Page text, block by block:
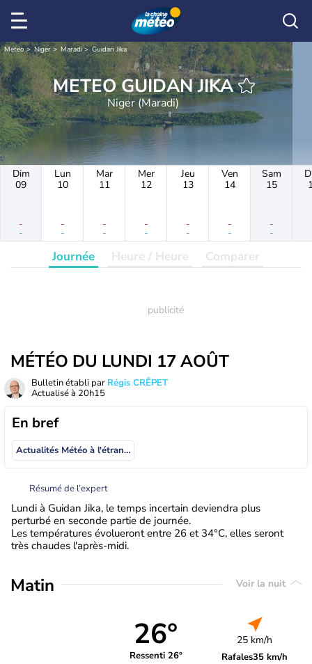
Météo Niger Maradi Guidan Jika
METEO GUIDAN JIKA
Niger (Maradi)
Dim
09
-
-
Lun
10
-
-
Mar
11
-
-
Mer
12
-
-
Jeu
13
-
-
Ven
14
-
-
Sam
15
-
-
Journée Heure / Heure Comparer
MÉTÉO DU LUNDI 17 AOÛT
Bulletin établi par Régis CRÊPET
Actualisé à 20h15
En bref
Actualités Météo à l'étranger
Résumé de l’expert
Lundi à Guidan Jika, le temps incertain deviendra plus
perturbé en seconde partie de journée.
Les températures évolueront entre 26 et 34°C, elles seront
très chaudes l'après-midi.
Matin Voir la nuit
26°
Ressenti 26°
25 km/h
Rafales35 km/h